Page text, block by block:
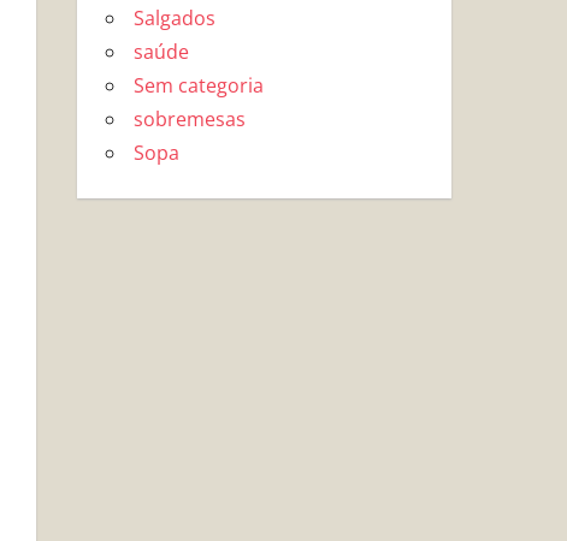
Salgados
saúde
Sem categoria
sobremesas
Sopa